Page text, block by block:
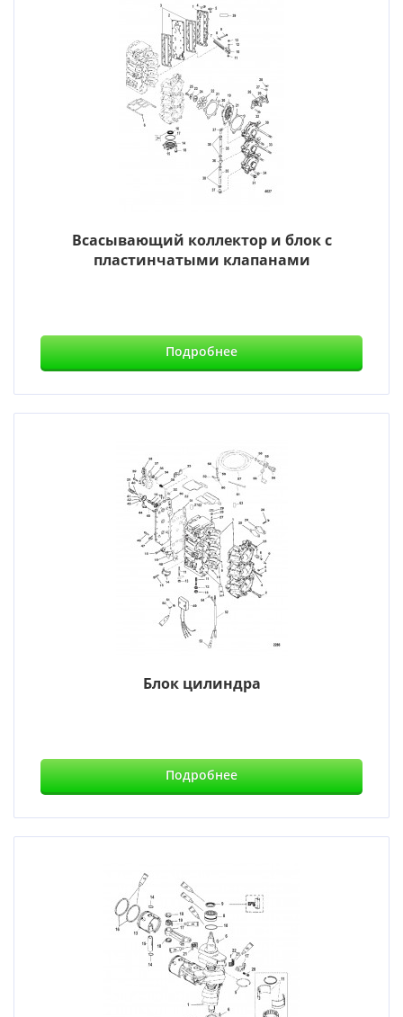
Всасывающий коллектор и блок с
пластинчатыми клапанами
Подробнее
Блок цилиндра
Подробнее